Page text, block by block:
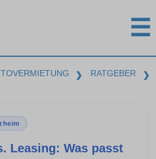
☰
❯ RATGEBER ❯
Leasing: Was passt